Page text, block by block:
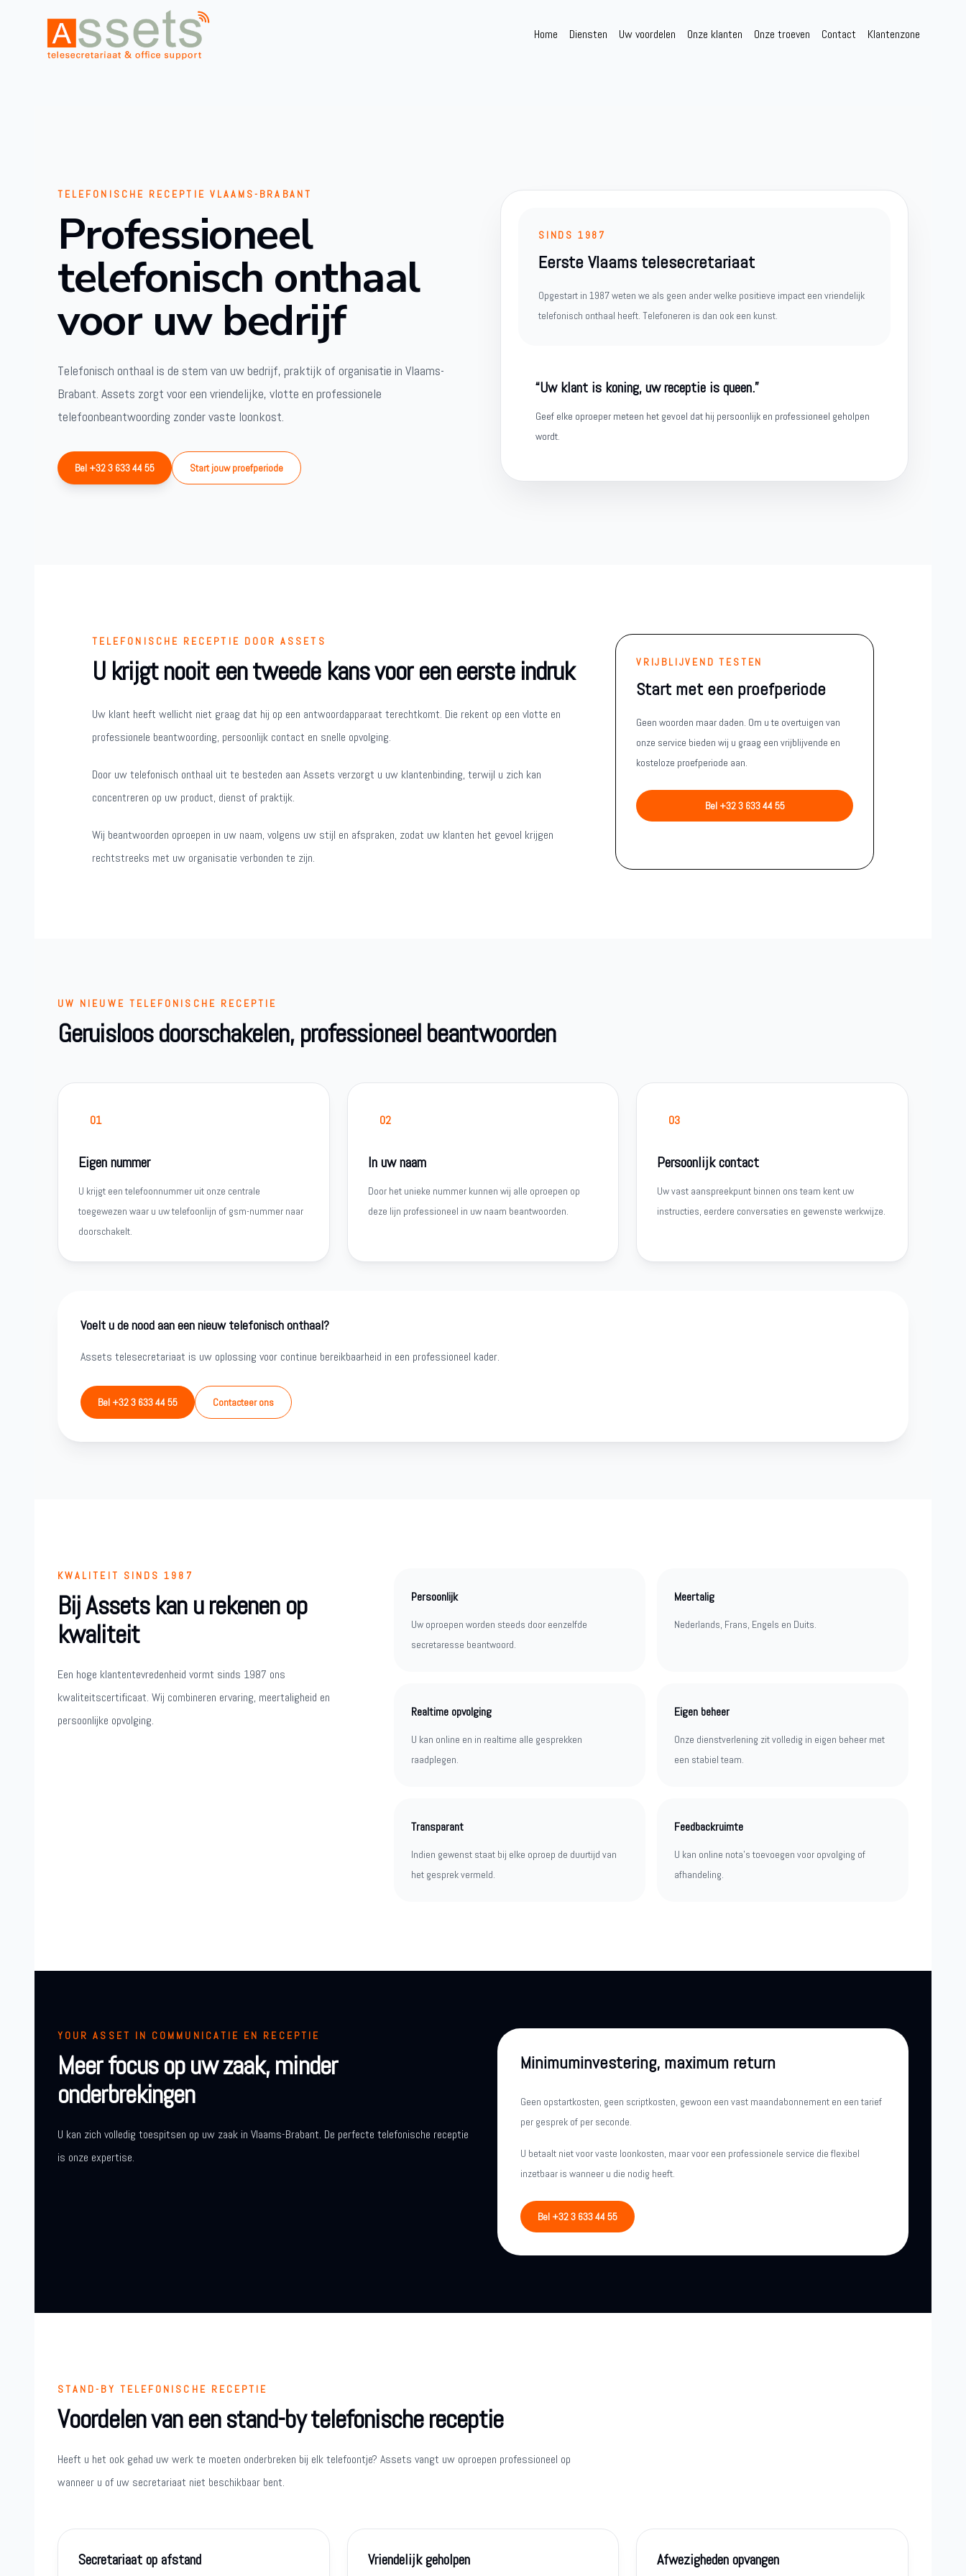
Home Diensten Uw voordelen Onze klanten Onze troeven Contact Klantenzone
TELEFONISCHE RECEPTIE VLAAMS-BRABANT
Professioneel
telefonisch onthaal
voor uw bedrijf
Telefonisch onthaal is de stem van uw bedrijf, praktijk of organisatie in Vlaams-
Brabant. Assets zorgt voor een vriendelijke, vlotte en professionele
telefoonbeantwoording zonder vaste loonkost.
Bel +32 3 633 44 55 Start jouw proefperiode
SINDS 1987
Eerste Vlaams telesecretariaat
Opgestart in 1987 weten we als geen ander welke positieve impact een vriendelijk
telefonisch onthaal heeft. Telefoneren is dan ook een kunst.
“Uw klant is koning, uw receptie is queen.”
Geef elke oproeper meteen het gevoel dat hij persoonlijk en professioneel geholpen
wordt.
TELEFONISCHE RECEPTIE DOOR ASSETS
U krijgt nooit een tweede kans voor een eerste indruk
Uw klant heeft wellicht niet graag dat hij op een antwoordapparaat terechtkomt. Die rekent op een vlotte en
professionele beantwoording, persoonlijk contact en snelle opvolging.
Door uw telefonisch onthaal uit te besteden aan Assets verzorgt u uw klantenbinding, terwijl u zich kan
concentreren op uw product, dienst of praktijk.
Wij beantwoorden oproepen in uw naam, volgens uw stijl en afspraken, zodat uw klanten het gevoel krijgen
rechtstreeks met uw organisatie verbonden te zijn.
VRIJBLIJVEND TESTEN
Start met een proefperiode
Geen woorden maar daden. Om u te overtuigen van
onze service bieden wij u graag een vrijblijvende en
kosteloze proefperiode aan.
Bel +32 3 633 44 55
UW NIEUWE TELEFONISCHE RECEPTIE
Geruisloos doorschakelen, professioneel beantwoorden
01
Eigen nummer
U krijgt een telefoonnummer uit onze centrale
toegewezen waar u uw telefoonlijn of gsm-nummer naar
doorschakelt.
02
In uw naam
Door het unieke nummer kunnen wij alle oproepen op
deze lijn professioneel in uw naam beantwoorden.
03
Persoonlijk contact
Uw vast aanspreekpunt binnen ons team kent uw
instructies, eerdere conversaties en gewenste werkwijze.
Voelt u de nood aan een nieuw telefonisch onthaal?
Assets telesecretariaat is uw oplossing voor continue bereikbaarheid in een professioneel kader.
Bel +32 3 633 44 55 Contacteer ons
KWALITEIT SINDS 1987
Bij Assets kan u rekenen op
kwaliteit
Een hoge klantentevredenheid vormt sinds 1987 ons
kwaliteitscertificaat. Wij combineren ervaring, meertaligheid en
persoonlijke opvolging.
Persoonlijk
Uw oproepen worden steeds door eenzelfde
secretaresse beantwoord.
Meertalig
Nederlands, Frans, Engels en Duits.
Realtime opvolging
U kan online en in realtime alle gesprekken
raadplegen.
Eigen beheer
Onze dienstverlening zit volledig in eigen beheer met
een stabiel team.
Transparant
Indien gewenst staat bij elke oproep de duurtijd van
het gesprek vermeld.
Feedbackruimte
U kan online nota’s toevoegen voor opvolging of
afhandeling.
YOUR ASSET IN COMMUNICATIE EN RECEPTIE
Meer focus op uw zaak, minder
onderbrekingen
U kan zich volledig toespitsen op uw zaak in Vlaams-Brabant. De perfecte telefonische receptie
is onze expertise.
Minimuminvestering, maximum return
Geen opstartkosten, geen scriptkosten, gewoon een vast maandabonnement en een tarief
per gesprek of per seconde.
U betaalt niet voor vaste loonkosten, maar voor een professionele service die flexibel
inzetbaar is wanneer u die nodig heeft.
Bel +32 3 633 44 55
STAND-BY TELEFONISCHE RECEPTIE
Voordelen van een stand-by telefonische receptie
Heeft u het ook gehad uw werk te moeten onderbreken bij elk telefoontje? Assets vangt uw oproepen professioneel op
wanneer u of uw secretariaat niet beschikbaar bent.
Secretariaat op afstand Vriendelijk geholpen Afwezigheden opvangen